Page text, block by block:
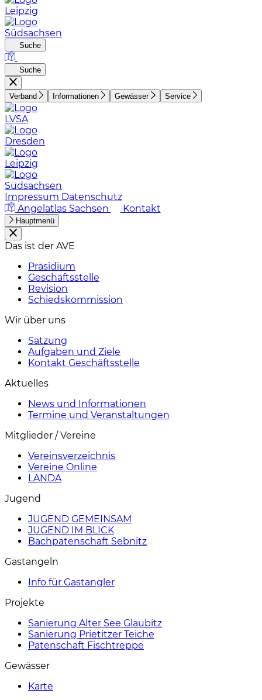
Leipzig
Südsachsen
Suche
Suche
Verband Informationen Gewässer Service
LVSA
Dresden
Leipzig
Südsachsen
Impressum Datenschutz
Angelatlas Sachsen
Kontakt
Hauptmenü
Das ist der AVE
Präsidium
Geschäftsstelle
Revision
Schiedskommission
Wir über uns
Satzung
Aufgaben und Ziele
Kontakt Geschäftsstelle
Aktuelles
News und Informationen
Termine und Veranstaltungen
Mitglieder / Vereine
Vereinsverzeichnis
Vereine Online
LANDA
Jugend
JUGEND GEMEINSAM
JUGEND IM BLICK
Bachpatenschaft Sebnitz
Gastangeln
Info für Gastangler
Projekte
Sanierung Alter See Glaubitz
Sanierung Prietitzer Teiche
Patenschaft Fischtreppe
Gewässer
Karte